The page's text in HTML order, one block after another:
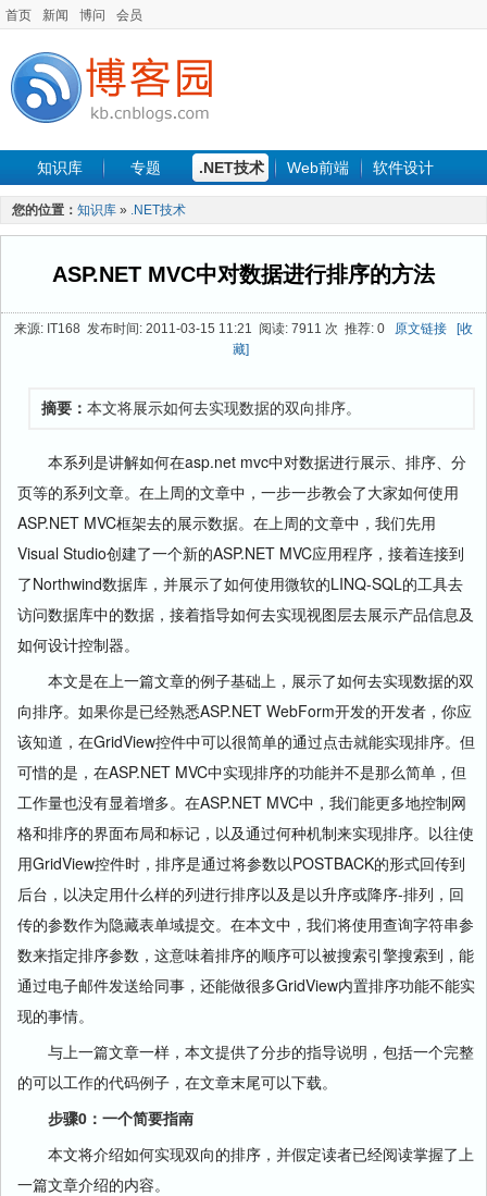
首页 新闻 博问 会员
知识库 专题 .NET技术 Web前端 软件设计
手机开发 软件工程
最新文章
您的位置： 知识库 » .NET技术
ASP.NET MVC中对数据进行排序的方法
来源: IT168 发布时间: 2011-03-15 11:21 阅读: 7911 次 推荐: 0 原文链接
[收
藏]
摘要： 本文将展示如何去实现数据的双向排序。
本系列是讲解如何在asp.net mvc中对数据进行展示、排序、分
页等的系列文章。在上周的文章中，一步一步教会了大家如何使用
ASP.NET MVC框架去的展示数据。在上周的文章中，我们先用
Visual Studio创建了一个新的ASP.NET MVC应用程序，接着连接到
了Northwind数据库，并展示了如何使用微软的LINQ-SQL的工具去
访问数据库中的数据，接着指导如何去实现视图层去展示产品信息及
如何设计控制器。
本文是在上一篇文章的例子基础上，展示了如何去实现数据的双
向排序。如果你是已经熟悉ASP.NET WebForm开发的开发者，你应
该知道，在GridView控件中可以很简单的通过点击就能实现排序。但
可惜的是，在ASP.NET MVC中实现排序的功能并不是那么简单，但
工作量也没有显着增多。在ASP.NET MVC中，我们能更多地控制网
格和排序的界面布局和标记，以及通过何种机制来实现排序。以往使
用GridView控件时，排序是通过将参数以POSTBACK的形式回传到
后台，以决定用什么样的列进行排序以及是以升序或降序-排列，回
传的参数作为隐藏表单域提交。在本文中，我们将使用查询字符串参
数来指定排序参数，这意味着排序的顺序可以被搜索引擎搜索到，能
通过电子邮件发送给同事，还能做很多GridView内置排序功能不能实
现的事情。
与上一篇文章一样，本文提供了分步的指导说明，包括一个完整
的可以工作的代码例子，在文章末尾可以下载。
步骤0：一个简要指南
本文将介绍如何实现双向的排序，并假定读者已经阅读掌握了上
一篇文章介绍的内容。